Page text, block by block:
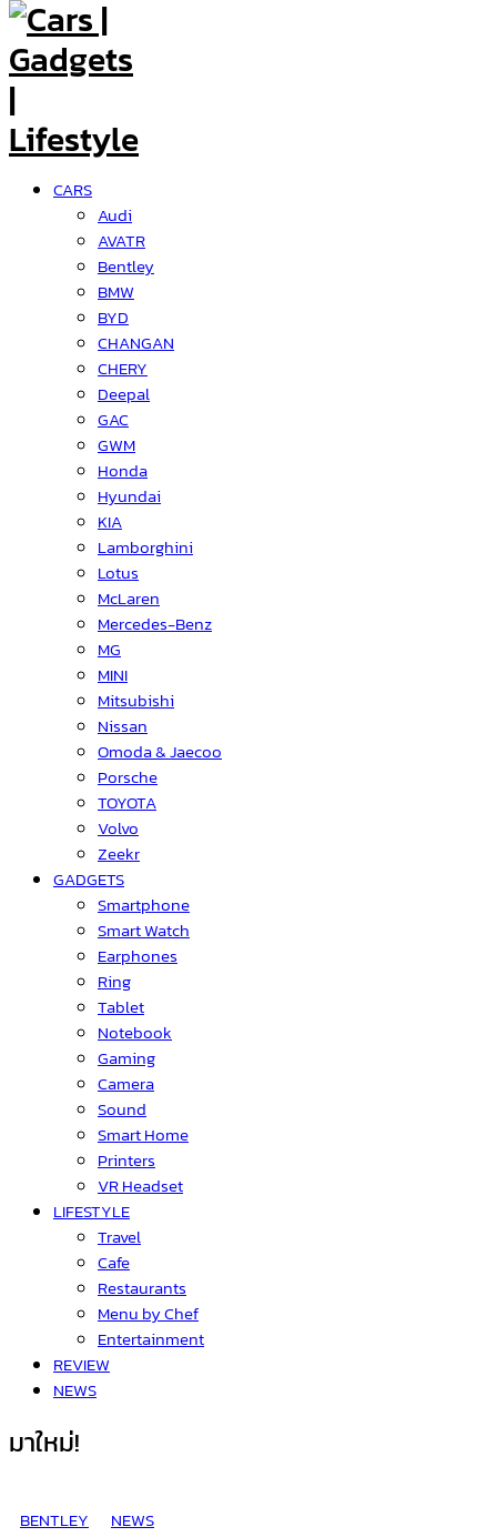
CARS
Audi
AVATR
Bentley
BMW
BYD
CHANGAN
CHERY
Deepal
GAC
GWM
Honda
Hyundai
KIA
Lamborghini
Lotus
McLaren
Mercedes-Benz
MG
MINI
Mitsubishi
Nissan
Omoda & Jaecoo
Porsche
TOYOTA
Volvo
Zeekr
GADGETS
Smartphone
Smart Watch
Earphones
Ring
Tablet
Notebook
Gaming
Camera
Sound
Smart Home
Printers
VR Headset
LIFESTYLE
Travel
Cafe
Restaurants
Menu by Chef
Entertainment
REVIEW
NEWS
มาใหม่!
BENTLEY NEWS